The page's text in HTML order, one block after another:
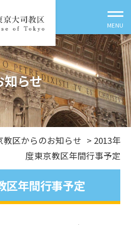
知らせ
教区からのお知らせ > 2013年
度東京教区年間行事予定
区年間行事予定